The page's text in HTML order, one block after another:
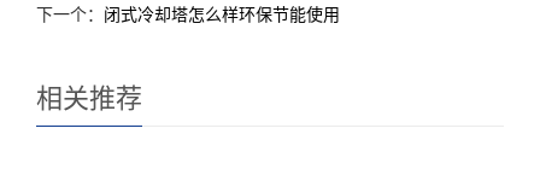
下一个： 闭式冷却塔怎么样环保节能使用
相关推荐